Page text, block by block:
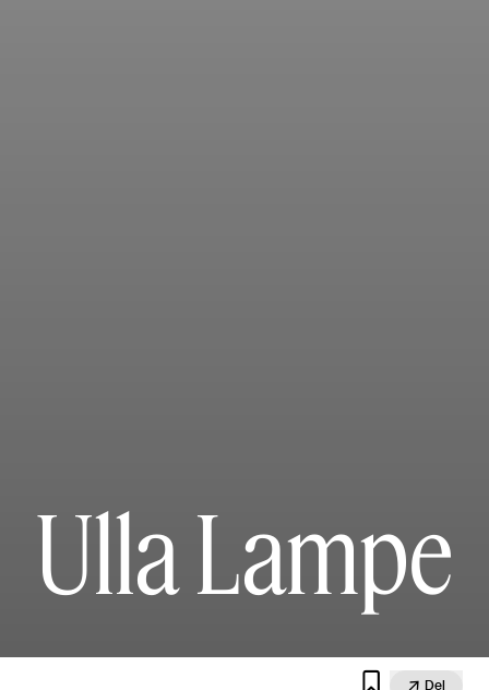
Ulla Lampe
  Del